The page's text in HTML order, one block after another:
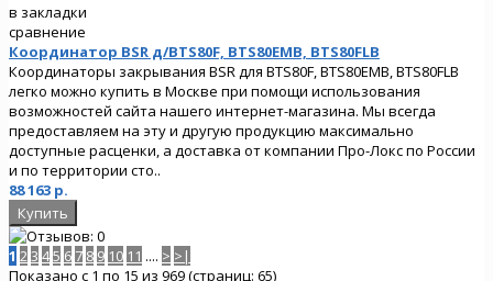
в закладки
сравнение
Координатор BSR д/BTS80F, BTS80EMB, BTS80FLB
Координаторы закрывания BSR для BTS80F, BTS80EMB, BTS80FLB
легко можно купить в Москве при помощи использования
возможностей сайта нашего интернет-магазина. Мы всегда
предоставляем на эту и другую продукцию максимально
доступные расценки, а доставка от компании Про-Локс по России
и по территории сто..
88 163 р.
1 23 45 6 7 8 9 10 11 .... > >|
Показано с 1 по 15 из 969 (страниц: 65)